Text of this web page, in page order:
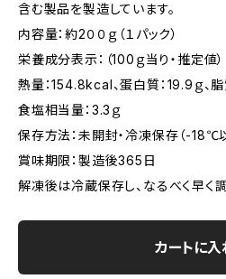
含む製品を製造しています。
内容量：約2００ｇ（１パック）
栄養成分表示：（100ｇ当り・推定値）
熱量：154.8kcal、蛋白質：19.9ｇ、脂
食塩相当量：3.3ｇ
保存方法：未開封・冷凍保存（-18℃
賞味期限：製造後365日
解凍後は冷蔵保存し、なるべく早く調
カートに入